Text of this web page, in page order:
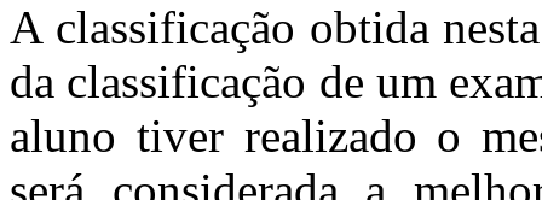
A classificação obtida
da classificação de um
aluno tiver realizado o